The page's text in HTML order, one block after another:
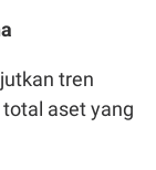
tren
aset yang